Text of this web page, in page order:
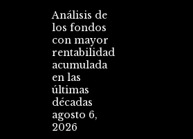
Análisis de
los fondos
con mayor
rentabilidad
acumulada
en las
últimas
décadas
agosto 6,
2026